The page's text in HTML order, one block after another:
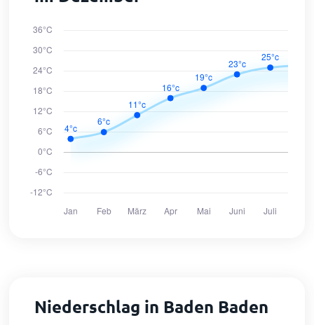
Niederschlag in Baden Baden